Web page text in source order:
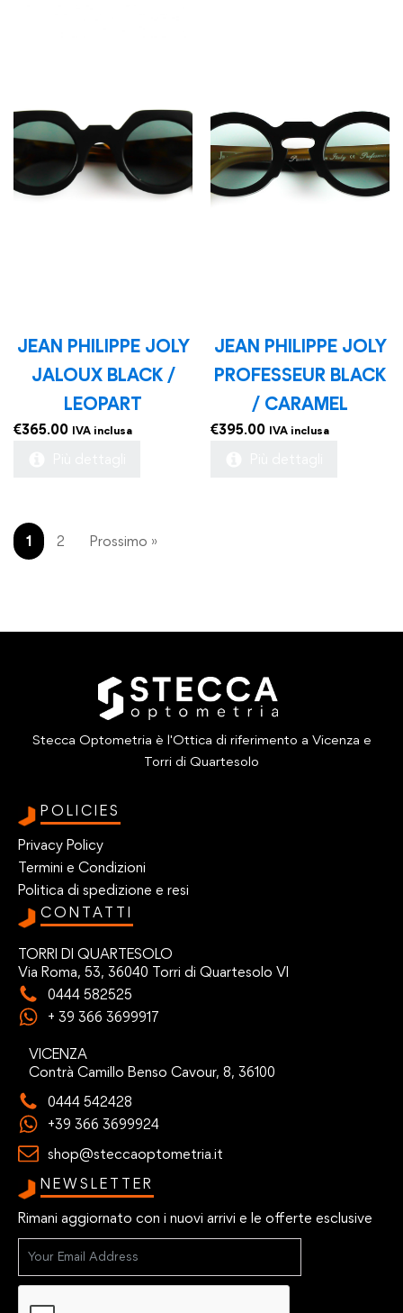
JEAN PHILIPPE JOLY
JALOUX BLACK /
LEOPART
€365.00 IVA inclusa
JEAN PHILIPPE JOLY
PROFESSEUR BLACK
/ CARAMEL
€395.00 IVA inclusa
1 2 Prossimo »
Stecca Optometria è l'Ottica di riferimento a Vicenza e
Torri di Quartesolo
POLICIES
Privacy Policy
Termini e Condizioni
Politica di spedizione e resi
CONTATTI
TORRI DI QUARTESOLO
Via Roma, 53, 36040 Torri di Quartesolo VI
0444 582525
+ 39 366 3699917
VICENZA
Contrà Camillo Benso Cavour, 8, 36100
0444 542428
+39 366 3699924
shop@steccaoptometria.it
NEWSLETTER
Rimani aggiornato con i nuovi arrivi e le offerte esclusive